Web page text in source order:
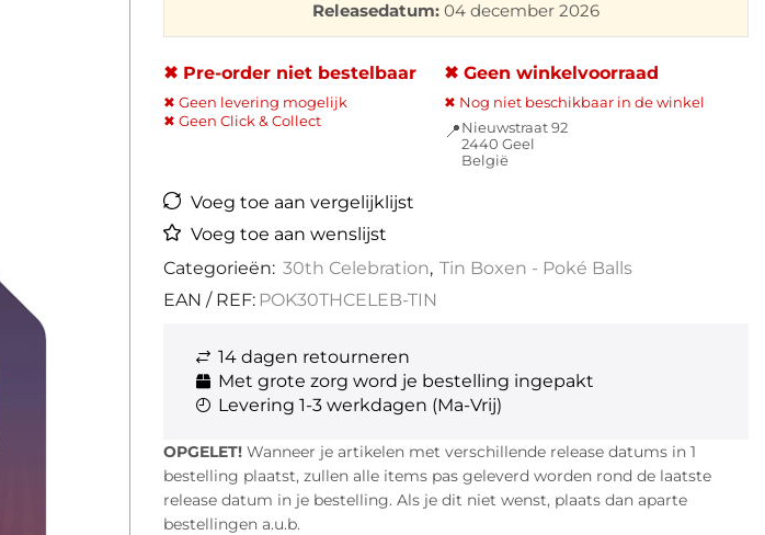
Releasedatum:04 december 2026
✖ Pre-order niet bestelbaar
✖ Geen levering mogelijk
✖ Geen Click & Collect
✖ Geen winkelvoorraad
✖ Nog niet beschikbaar in de winkel
📍Nieuwstraat 92
2440 Geel
België
Voeg toe aan vergelijklijst
Voeg toe aan wenslijst
Categorieën: 30th Celebration, Tin Boxen - Poké Balls
EAN / REF: POK30THCELEB-TIN
14 dagen retourneren
Met grote zorg word je bestelling ingepakt
Levering 1-3 werkdagen (Ma-Vrij)
OPGELET!Wanneer je artikelen met verschillende release datums in 1
bestelling plaatst, zullen alle items pas geleverd worden rond de laatste
release datum in je bestelling. Als je dit niet wenst, plaats dan aparte
bestellingen a.u.b.